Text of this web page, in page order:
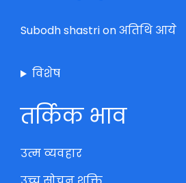
Subodh shastrionअतिथि आये
विशेष
तर्किक भाव
उत्म व्यवहार